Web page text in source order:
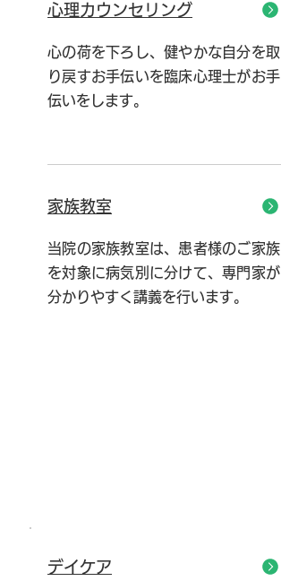
心理カウンセリング
心の荷を下ろし、健やかな自分を取
り戻すお手伝いを臨床心理士がお手
伝いをします。
家族教室
当院の家族教室は、患者様のご家族
を対象に病気別に分けて、専門家が
分かりやすく講義を行います。
デイケア